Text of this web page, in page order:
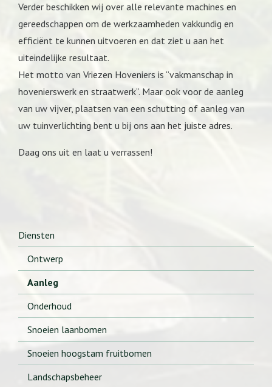
Verder beschikken wij over alle relevante machines en
gereedschappen om de werkzaamheden vakkundig en
efficiënt te kunnen uitvoeren en dat ziet u aan het
uiteindelijke resultaat.
Het motto van Vriezen Hoveniers is “vakmanschap in
hovenierswerk en straatwerk”. Maar ook voor de aanleg
van uw vijver, plaatsen van een schutting of aanleg van
uw tuinverlichting bent u bij ons aan het juiste adres.
Daag ons uit en laat u verrassen!
Diensten
Ontwerp
Aanleg
Onderhoud
Snoeien laanbomen
Snoeien hoogstam fruitbomen
Landschapsbeheer